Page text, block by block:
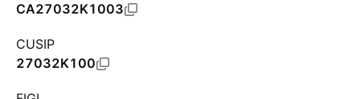
CA27032K1003
CUSIP
27032K100